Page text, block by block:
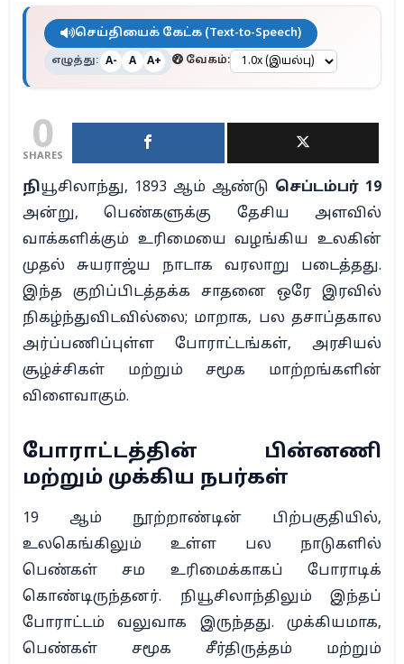
செய்தியைக் கேட்க (Text-to-Speech)
எழுத்து: A- A A+ வேகம்:
0
SHARES
நியூசிலாந்து, 1893 ஆம் ஆண்டு செப்டம்பர் 19
அன்று, பெண்களுக்கு தேசிய அளவில்
வாக்களிக்கும் உரிமையை வழங்கிய உலகின்
முதல் சுயராஜ்ய நாடாக வரலாறு படைத்தது.
இந்த குறிப்பிடத்தக்க சாதனை ஒரே இரவில்
நிகழ்ந்துவிடவில்லை; மாறாக, பல தசாப்தகால
அர்ப்பணிப்புள்ள போராட்டங்கள், அரசியல்
சூழ்ச்சிகள் மற்றும் சமூக மாற்றங்களின்
விளைவாகும்.
போராட்டத்தின் பின்னணி
மற்றும் முக்கிய நபர்கள்
19 ஆம் நூற்றாண்டின் பிற்பகுதியில்,
உலகெங்கிலும் உள்ள பல நாடுகளில்
பெண்கள் சம உரிமைக்காகப் போராடிக்
கொண்டிருந்தனர். நியூசிலாந்திலும் இந்தப்
போராட்டம் வலுவாக இருந்தது. முக்கியமாக,
பெண்கள் சமூக சீர்திருத்தம் மற்றும்